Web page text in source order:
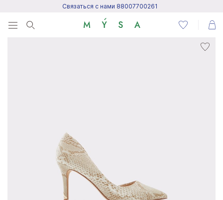
Связаться с нами 88007700261